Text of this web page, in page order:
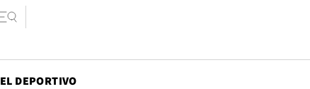
EL DEPORTIVO